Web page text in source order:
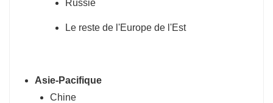
Russie
Le reste de l'Europe de l'Est
Asie-Pacifique
Chine